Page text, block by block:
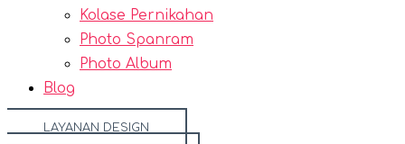
Kolase Pernikahan
Photo Spanram
Photo Album
Blog
LAYANAN DESIGN